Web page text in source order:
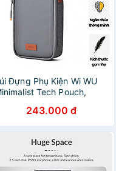
Đựng Phụ Kiện Wi WU
Tech Pouch,
243.000 đ